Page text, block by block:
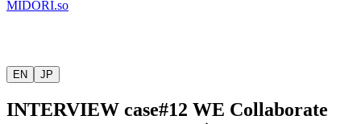
MIDORI.so
EN JP
INTERVIEW case#12 WE Collaborate